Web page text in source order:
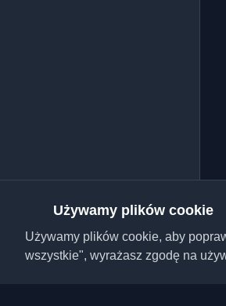
Używamy plików cookie
Używamy plików cookie, aby
wszystkie", wyrażasz zgodę na